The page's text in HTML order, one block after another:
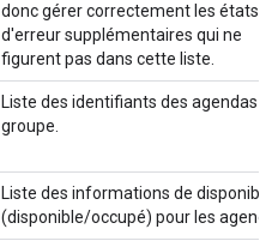
donc gérer correctement les états
d'erreur supplémentaires qui ne
figurent pas dans cette liste.
Liste des identifiants des agendas
groupe.
Liste des informations de
(disponible/occupé) pour les